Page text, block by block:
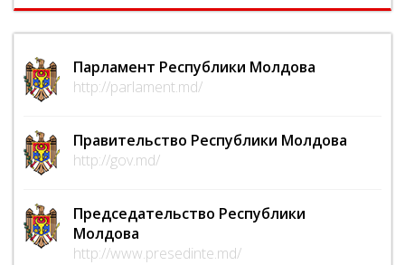
Парламент Республики Молдова
http://parlament.md/
Правительство Республики Молдова
http://gov.md/
Председательство Республики
Молдова
http://www.presedinte.md/